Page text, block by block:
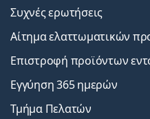
Συχνές ερωτήσεις
Αίτημα ελαττωματικών
Επιστροφή προϊόντων
Εγγύηση 365 ημερών
Τμήμα Πελατών